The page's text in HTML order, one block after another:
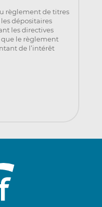
règlement de titres
dépositaires
les directives
que le règlement
de l’intérêt